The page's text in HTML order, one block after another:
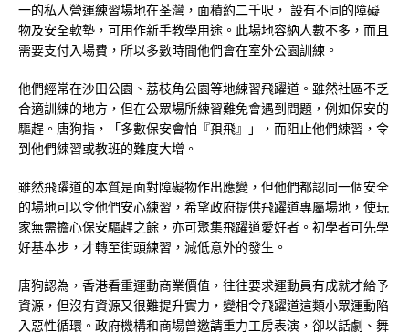
一的私人營運練習場地在荃灣，面積約二千呎， 設有不同的障礙
物及安全軟墊，可用作新手教學用途。此場地容納人數不多，而且
需要支付入場費，所以多數時間他們會在室外公園訓練。
他們經常在沙田公園、荔枝角公園等地練習飛躍道。雖然社區不乏
合適訓練的地方，但在公眾場所練習難免會遇到問題，例如保安的
驅趕。唐狗指，「多數保安會怕『孭飛』」，而阻止他們練習，令
到他們練習或教班的難度大增。
雖然飛躍道的本質是面對障礙物作出應變，但他們都認同一個安全
的場地可以令他們安心練習，希望政府提供飛躍道專屬場地，使玩
家無需擔心保安驅趕之餘，亦可聚集飛躍道愛好者。初學者可先學
好基本步，才轉至街頭練習，減低意外的發生。
唐狗認為，香港看重運動商業價值，往往要求運動員有成就才給予
資源，但沒有資源又很難提升實力，變相令飛躍道這類小眾運動陷
入惡性循環。政府機構和商場曾邀請重力工房表演，卻以話劇、舞